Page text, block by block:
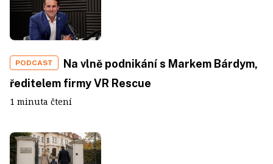
PODCAST
Na vlně podnikání s Markem Bárdym,
ředitelem firmy VR Rescue
1 minuta čtení